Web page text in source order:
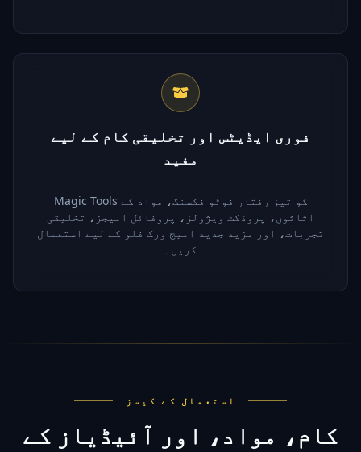
فوری ایڈیٹس اور تخلیقی کام کے لیے
مفید
Magic Tools کو تیز رفتار فوٹو فکسنگ، مواد کے
اثاثوں، پروڈکٹ ویژولز، پروفائل امیجز، تخلیقی
تجربات، اور مزید جدید امیج ورک فلو کے لیے استعمال
کریں۔
استعمال کے کیسز
کام، مواد، اور آئیڈیاز کے